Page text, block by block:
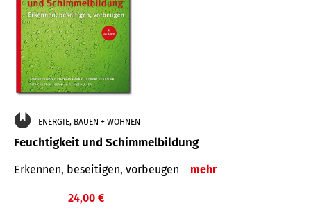
ENERGIE, BAUEN + WOHNEN
Feuchtigkeit und Schimmelbildung
Erkennen, beseitigen, vorbeugen mehr
24,00 €